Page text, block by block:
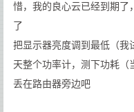
惜，我的良心云已经到期了
了
把显示器亮度调到最低（我
天整个功率计，测下功耗
丢在路由器旁边吧